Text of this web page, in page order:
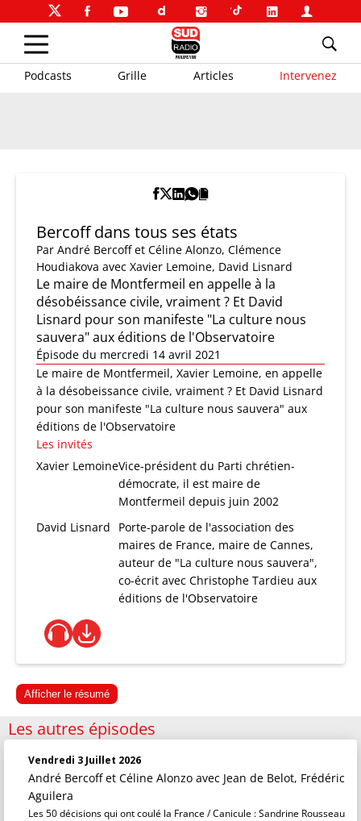
Podcasts Grille Articles Intervenez
Bercoff dans tous ses états
Par André Bercoff et Céline Alonzo, Clémence
Houdiakova avec Xavier Lemoine, David Lisnard
Le maire de Montfermeil en appelle à la
désobéissance civile, vraiment ? Et David
Lisnard pour son manifeste "La culture nous
sauvera" aux éditions de l'Observatoire
Épisode du mercredi 14 avril 2021
Le maire de Montfermeil, Xavier Lemoine, en appelle
à la désobeissance civile, vraiment ? Et David Lisnard
pour son manifeste "La culture nous sauvera" aux
éditions de l'Observatoire
Les invités
Xavier LemoineVice-président du Parti chrétien-
démocrate, il est maire de
Montfermeil depuis juin 2002
David Lisnard
Porte-parole de l'association des
maires de France, maire de Cannes,
auteur de "La culture nous sauvera",
co-écrit avec Christophe Tardieu aux
éditions de l'Observatoire
Afficher le résumé
Les autres épisodes
Vendredi 3 Juillet 2026
André Bercoff et Céline Alonzo avec Jean de Belot, Frédéric
Aguilera
Les 50 décisions qui ont coulé la France / Canicule : Sandrine Rousseau